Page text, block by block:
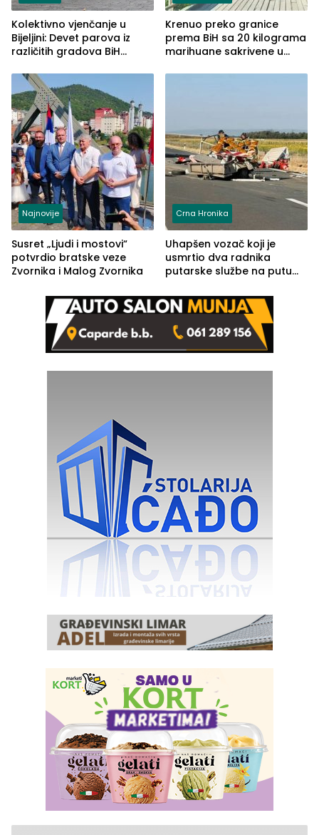
Kolektivno vjenčanje u
Bijeljini: Devet parova iz
različitih gradova BiH
Krenuo preko granice
prema BiH sa 20 kilograma
marihuane sakrivene u
Najnovije
Susret „Ljudi i mostovi“
potvrdio bratske veze
Zvornika i Malog Zvornika
Crna Hronika
Uhapšen vozač koji je
usmrtio dva radnika
putarske službe na putu
(FOTO)